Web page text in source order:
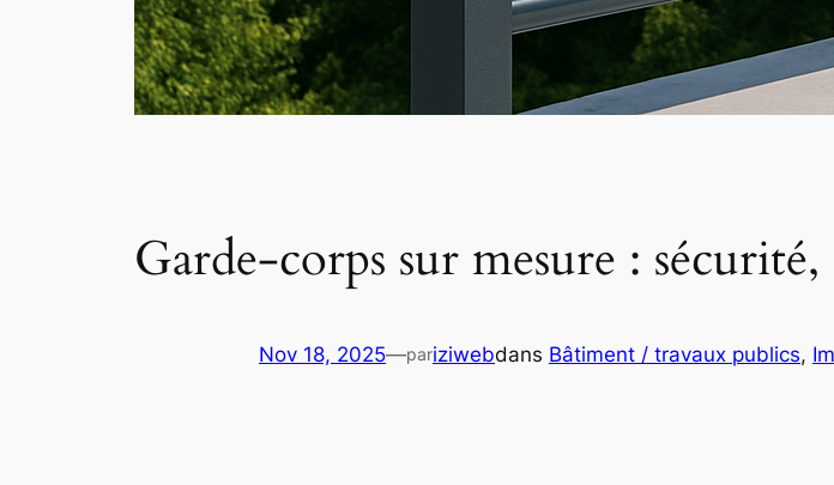
Garde-corps sur mesure :
Nov 18, 2025—pariziwebdans Bâtiment / travaux publics,